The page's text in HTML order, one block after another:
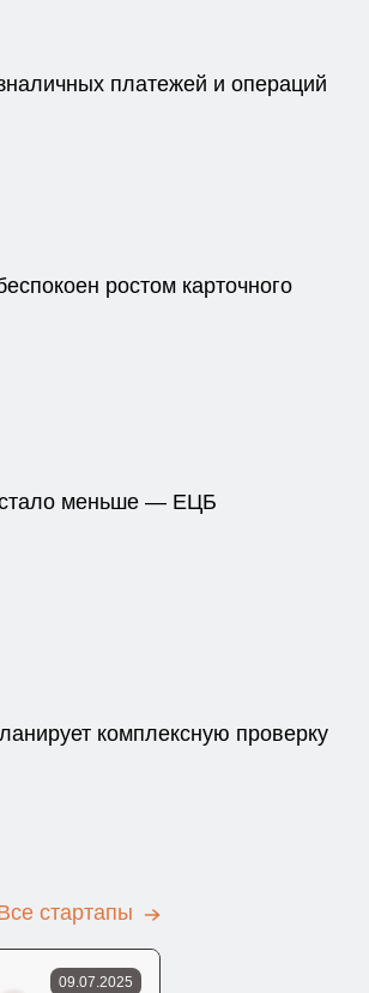
платежей и операций
ростом карточного
стало меньше — ЕЦБ
комплексную проверку
стартапы
09.07.2025